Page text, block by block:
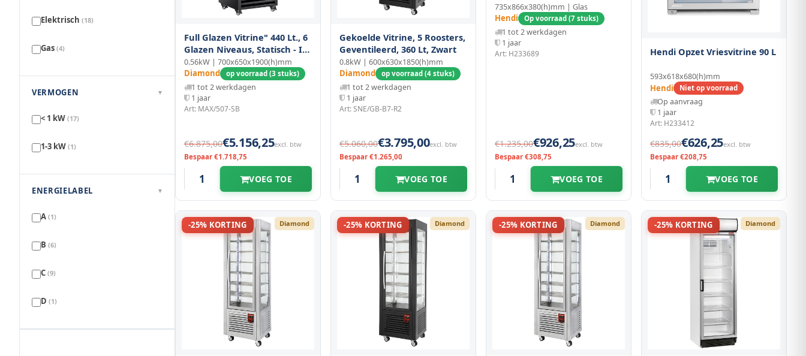
Elektrisch (18)
Gas (4)
VERMOGEN ▾
< 1 kW (17)
1-3 kW (1)
ENERGIELABEL ▾
A (1)
B (6)
C (9)
D (1)
Full Glazen Vitrine" 440 Lt., 6
Glazen Niveaus, Statisch - Ice
Cream - Zwart
0.56kW | 700x650x1900(h)mm
Diamond op voorraad (3 stuks)
1 tot 2 werkdagen
1 jaar
Art: MAX/507-SB
€6.875,00€5.156,25excl. btw
Bespaar €1.718,75
VOEG TOE
Gekoelde Vitrine, 5 Roosters,
Geventileerd, 360 Lt, Zwart
0.8kW | 600x630x1850(h)mm
Diamond op voorraad (4 stuks)
1 tot 2 werkdagen
1 jaar
Art: SNE/GB-B7-R2
€5.060,00€3.795,00excl. btw
Bespaar €1.265,00
VOEG TOE
735x866x380(h)mm | Glas
Hendi Op voorraad (7 stuks)
1 tot 2 werkdagen
1 jaar
Art: H233689
€1.235,00€926,25excl. btw
Bespaar €308,75
VOEG TOE
Hendi Opzet Vriesvitrine 90 L
593x618x680(h)mm
Hendi Niet op voorraad
Op aanvraag
1 jaar
Art: H233412
€835,00€626,25excl. btw
Bespaar €208,75
VOEG TOE
-25% KORTING Diamond -25% KORTING Diamond -25% KORTING Diamond -25% KORTING Diamond